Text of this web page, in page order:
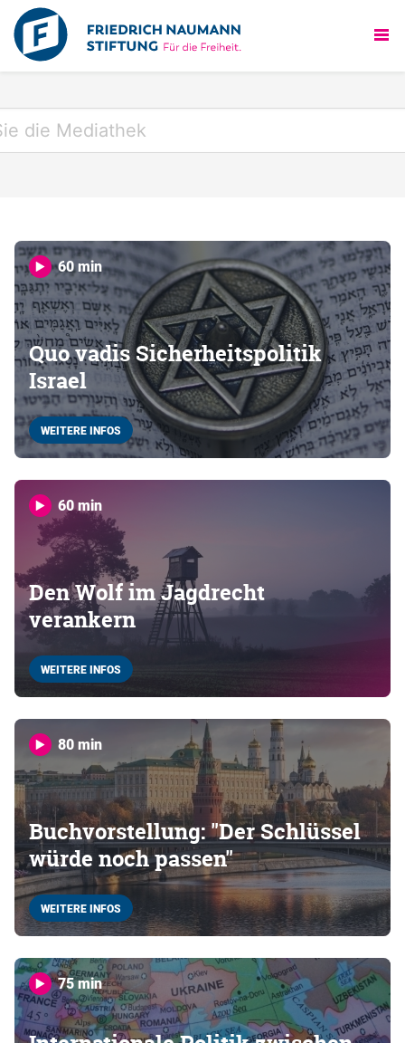
60 min
Quo vadis Sicherheitspolitik
Israel
WEITERE INFOS
60 min
Den Wolf im Jagdrecht
verankern
WEITERE INFOS
80 min
Buchvorstellung: "Der Schlüssel
würde noch passen"
WEITERE INFOS
75 min